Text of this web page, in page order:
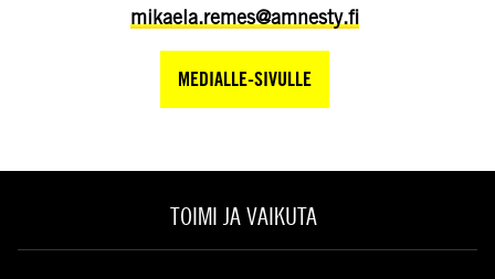
mikaela.remes@amnesty.fi
MEDIALLE-SIVULLE
TOIMI JA VAIKUTA